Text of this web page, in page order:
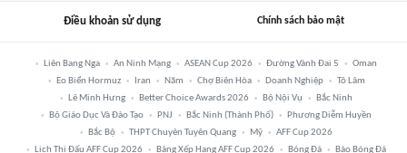
Điều khoản sử dụng Chính sách bảo mật
Liên Bang Nga An Ninh Mạng ASEAN Cup 2026 Đường Vành Đai 5
Oman
Eo Biển Hormuz
Iran Năm Chợ Biên Hòa Doanh Nghiệp
Tô Lâm
Lê Minh Hưng
Better Choice Awards 2026 Bộ Nội Vụ
Bắc Ninh
Bộ Giáo Dục Và Đào Tạo
PNJ Bắc Ninh (thành Phố)
Phương Diễm Huyền
Bắc Bộ
THPT Chuyên Tuyên Quang Mỹ
AFF Cup 2026
Lịch Thi Đấu AFF Cup 2026
Bảng Xếp Hạng AFF Cup 2026 Bóng Đá
Báo Bóng Đá